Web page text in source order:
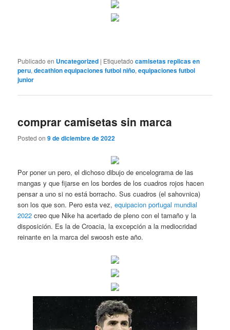
Publicado en Uncategorized | Etiquetado camisetas replicas en
peru,decathlon equipaciones futbol niño,equipaciones futbol
junior
comprar camisetas sin marca
Posted on9 de diciembre de 2022
Por poner un pero, el dichoso dibujo de encelograma de las
mangas y que fijarse en los bordes de los cuadros rojos hacen
pensar a uno si no está borracho. Sus cuadros (el sahovnica)
son los que son. Pero esta vez,equipacion portugal mundial
2022 creo que Nike ha acertado de pleno con el tamaño y la
disposición. Es la de Croacia, la excepción a la mediocridad
reinante en la marca del swoosh este año.